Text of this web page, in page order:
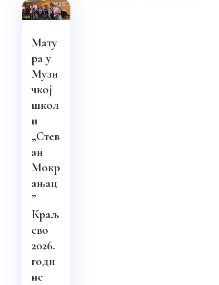
Мату
ра у
Музи
чкој
школ
и
„Стев
ан
Мокр
ањац
”
Краљ
ево
2026.
годи
не